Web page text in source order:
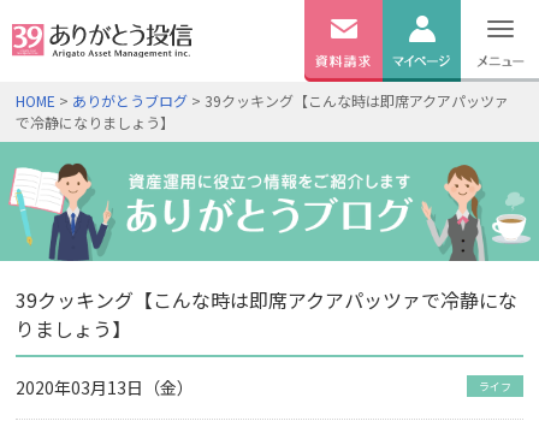
無料資料
口座開設
ログイン
HOME > ありがとうブログ > 39クッキング【こんな時は即席アクアパッツァ
で冷静になりましょう】
39クッキング【こんな時は即席アクアパッツァで冷静にな
りましょう】
2020年03月13日（金） ライフ